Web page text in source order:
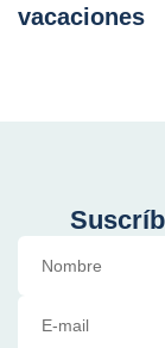
vacaciones